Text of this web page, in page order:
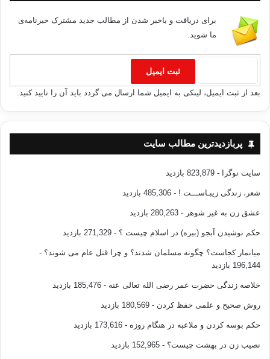
برای دریافت و باخبر شدن از مطالب جدید مشترک خبرنامه‌ی
ما شوید.
بعد از ثبت ایمیل، لینکی به ایمیل شما ارسال می گردد باید آن را تایید کنید.
پربازدیدترین مطالب سایت
سایت نوگرا - 823,879 بازدید
شعر، زندگی زیبـاســـت ! - 485,306 بازدید
عشق زن به غیر شوهر - 280,263 بازدید
حکم نوشیدن آبجو (بیره) در اسلام چیست ؟ - 271,329 بازدید
میانمار کجاست؟ چگونه مسلمان شدند؟ و چرا قتل عام می شوند؟ -
196,144 بازدید
خلاصه زندگی حضرت عمر رضی الله تعالی عنه - 185,476 بازدید
روش صحیح و علمی حفظ کردن - 180,569 بازدید
حکم بوسه کردن و ملاعبه در هنگام روزه - 173,616 بازدید
نصیب زن در بهشت چیست؟ - 152,965 بازدید